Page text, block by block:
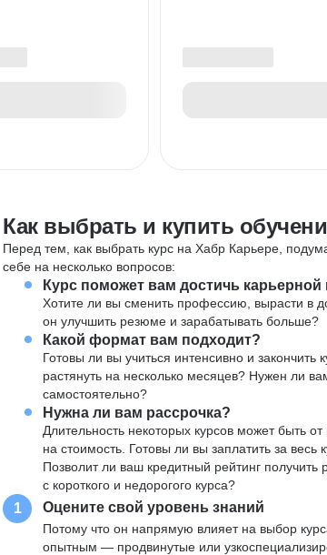
Как выбрать и купить
Перед тем, как выбрать курс на Хабр Карьере,
себе на несколько вопросов:
Курс поможет вам достичь карьерной
Хотите ли вы сменить профессию, вырасти в
он улучшить резюме и зарабатывать больше?
Какой формат вам подходит?
Готовы ли вы учиться интенсивно и
растянуть на несколько месяцев? Нужен ли
самостоятельно?
Нужна ли вам рассрочка?
Длительность некоторых курсов может быть
на стоимость. Готовы ли вы заплатить за весь
Позволит ли ваш кредитный рейтинг
с короткого и недорогого курса?
1 Оцените свой уровень знаний
Потому что он напрямую влияет на выбор
опытным — продвинутые или